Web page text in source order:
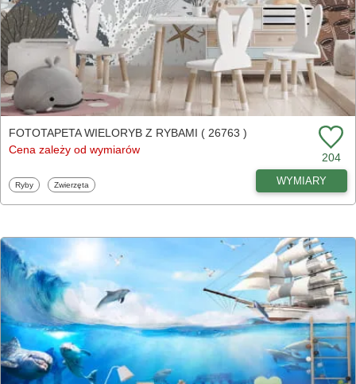
FOTOTAPETA WIELORYB Z RYBAMI ( 26763 )
Cena zależy od wymiarów
204
Fototapety
Ryby Fototapety
Zwierzęta WYMIARY